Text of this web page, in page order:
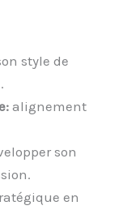
style de
alignement
son
en